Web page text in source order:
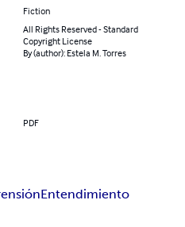
Fiction
All Rights Reserved - Standard
Copyright License
By (author): Estela M. Torres
PDF
Entendimiento